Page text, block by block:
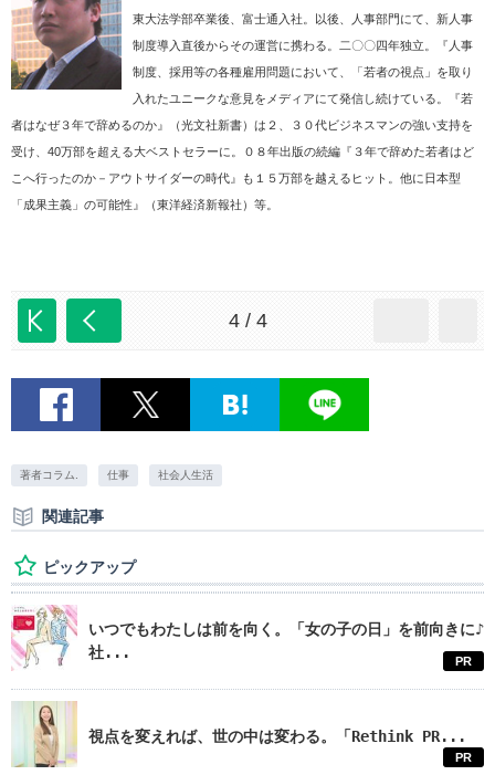
東大法学部卒業後、富士通入社。以後、人事部門にて、新人事
制度導入直後からその運営に携わる。二〇〇四年独立。『人事
制度、採用等の各種雇用問題において、「若者の視点」を取り
入れたユニークな意見をメディアにて発信し続けている。『若
者はなぜ３年で辞めるのか』（光文社新書）は２、３０代ビジネスマンの強い支持を
受け、40万部を超える大ベストセラーに。０８年出版の続編『３年で辞めた若者はど
こへ行ったのか－アウトサイダーの時代』も１５万部を越えるヒット。他に日本型
「成果主義」の可能性』（東洋経済新報社）等。
4 / 4
著者コラム. 仕事 社会人生活
関連記事
ピックアップ
いつでもわたしは前を向く。「女の子の日」を前向きに♪
社...
PR
視点を変えれば、世の中は変わる。「Rethink PR...
PR